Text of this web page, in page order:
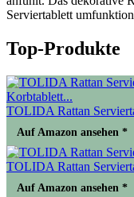
Serviertablett
Top-Produkte
TOLIDA Rattan
Auf Amazon ansehen *
TOLIDA Rattan
Auf Amazon ansehen *